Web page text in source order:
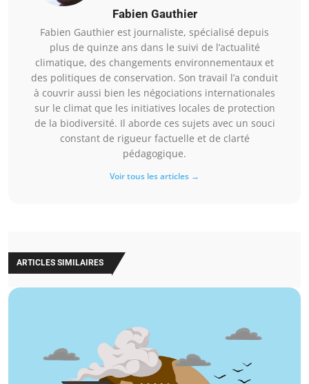
Fabien Gauthier
Fabien Gauthier est journaliste, spécialisé depuis
plus de quinze ans dans le suivi de l’actualité
climatique, des changements environnementaux et
des politiques de conservation. Son travail l’a conduit
à couvrir aussi bien les négociations internationales
sur le climat que les initiatives locales de protection
de la biodiversité. Il aborde ces sujets avec un souci
constant de rigueur factuelle et de clarté
pédagogique.
Voir tous les articles →
ARTICLES SIMILAIRES